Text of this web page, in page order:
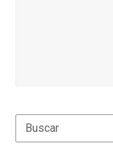
Search